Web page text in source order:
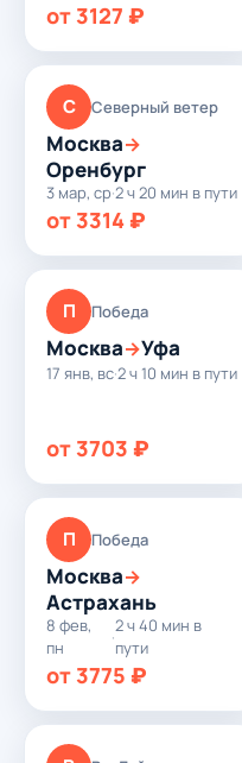
от 3127 ₽
С Северный ветер
Москва→
Оренбург
3 мар, ср·2 ч 20 мин в пути
от 3314 ₽
П Победа
Москва→Уфа
17 янв, вс·2 ч 10 мин в пути
от 3703 ₽
П Победа
Москва→
Астрахань
8 фев,
пн
·
2 ч 40 мин в
пути
от 3775 ₽